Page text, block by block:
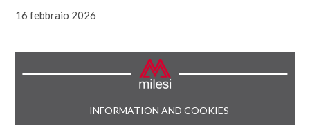
16 febbraio 2026
INFORMATION AND COOKIES